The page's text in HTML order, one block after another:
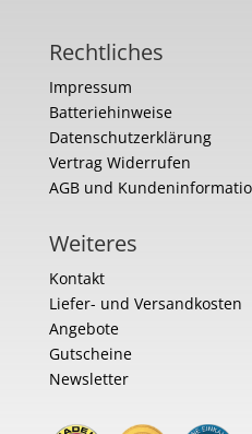
Rechtliches
Impressum
Batteriehinweise
Datenschutzerklärung
Vertrag Widerrufen
AGB und
Weiteres
Kontakt
Liefer- und Versandkosten
Angebote
Gutscheine
Newsletter